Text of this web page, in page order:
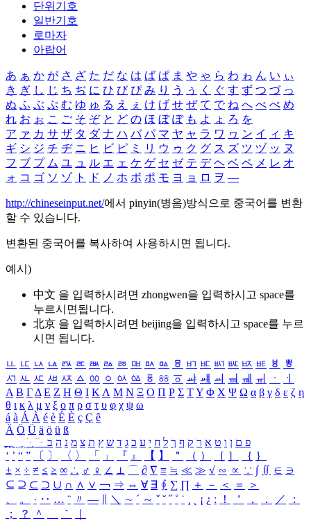
단위기호
일반기호
로마자
아랍어
あ ぁ か が さ ざ た だ な は ば ぱ ま や ゃ ら わ ゎ ん い ぃ
き ぎ し じ ち ぢ に ひ び ぴ み り う ぅ く ぐ す ず つ づ っ
ぬ ふ ぶ ぷ む ゆ ゅ る え ぇ け げ せ ぜ て で ね へ べ ぺ め
れ お ぉ こ ご そ ぞ と ど の ほ ぼ ぽ も よ ょ ろ を
ア ァ カ サ ザ タ ダ ナ ハ バ パ マ ヤ ャ ラ ワ ヮ ン イ ィ キ
ギ シ ジ チ ヂ ニ ヒ ビ ピ ミ リ ウ ゥ ク グ ス ズ ツ ヅ ッ ヌ
フ ブ プ ム ユ ュ ル エ ェ ケ ゲ セ ゼ テ デ ヘ ベ ペ メ レ オ
ォ コ ゴ ソ ゾ ト ド ノ ホ ボ ポ モ ヨ ョ ロ ヲ ―
http://chineseinput.net/에서 pinyin(병음)방식으로 중국어를 변환
할 수 있습니다.
변환된 중국어를 복사하여 사용하시면 됩니다.
예시)
中文 을 입력하시려면 zhongwen을 입력하시고 space를
누르시면됩니다.
北京 을 입력하시려면 beijing을 입력하시고 space를 누르
시면 됩니다.
ㅥ ㅦ ㅧ ㅨ ㅩ ㅪ ㅫ ㅬ ㅭ ㅮ ㅯ ㅰ ㅱ ㅲ ㅳ ㅴ ㅵ ㅶ ㅷ ㅸ
ㅹ
ㅺ ㅻ ㅼ ㅽ ㅾ ㅿ ㆀ ㆁ ㆂ ㆃ ㆄ ㆅ ㆆ ㆇ ㆈ ㆉ ㆊ ㆋ ㆌ ㆍ
ㆎ
Α Β ΓΔ Ε Ζ Η Θ Ι ΚΛ Μ Ν Ξ Ο Π Ρ Σ ΤΥ Φ Χ Ψ Ω α β γ δ ε ζ η
θ ι κ λ μ ν ξ ο π ρ σ τ υ φ χ ψ ω
á à Á À é è É È ç Ç ê
Ä Ö Ü ä ö ü ß
ִֶֹ ֻּ ׁׂ פ ם ן ו ט א ר ק ף ך ל ח י ע כ ג ד ש ץ ת צ מ נ ה ב
‘ ’ “ ” 〔 〕 〈 〉 「 」 『 』 【 】 ＂ （ ） ［ ］ ｛ ｝
± × ÷ ≠ ≤ ≥ ∞ ∴ ♂ ♀ ∠ ⊥ ⌒ ∂ ∇ ≡ ≒ ≪ ≫ √ ∽ ∝ ∵ ∫ ∬ ∈ ∋
⊆ ⊇ ⊂ ⊃ ∪ ∩ ∧ ∨ ￢ ⇒ ⇔ ∀ ∃ ∮ ∑ ∏ ＋ － ＜ ＝
＞
、
。 · ‥ … ¨ 〃 ― ＼ ∼ ´ ～ ˇ ˘ ˝ ˚ ˙ ¸ ¡ ¿ ː ！ ＇ ， ． ／
：
；
？ ＾ ｀